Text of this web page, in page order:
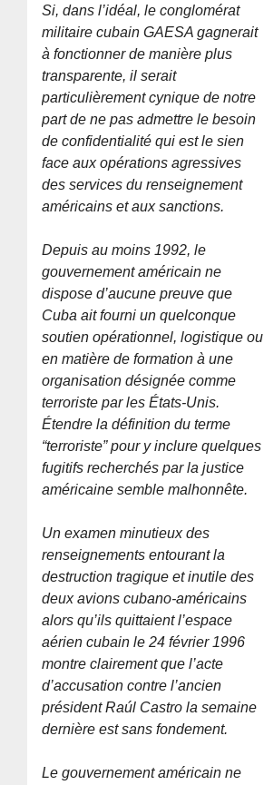
Si, dans l’idéal, le conglomérat
militaire cubain GAESA gagnerait
à fonctionner de manière plus
transparente, il serait
particulièrement cynique de notre
part de ne pas admettre le besoin
de confidentialité qui est le sien
face aux opérations agressives
des services du renseignement
américains et aux sanctions.
Depuis au moins 1992, le
gouvernement américain ne
dispose d’aucune preuve que
Cuba ait fourni un quelconque
soutien opérationnel, logistique ou
en matière de formation à une
organisation désignée comme
terroriste par les États-Unis.
Étendre la définition du terme
“terroriste” pour y inclure quelques
fugitifs recherchés par la justice
américaine semble malhonnête.
Un examen minutieux des
renseignements entourant la
destruction tragique et inutile des
deux avions cubano-américains
alors qu’ils quittaient l’espace
aérien cubain le 24 février 1996
montre clairement que l’acte
d’accusation contre l’ancien
président Raúl Castro la semaine
dernière est sans fondement.
Le gouvernement américain ne